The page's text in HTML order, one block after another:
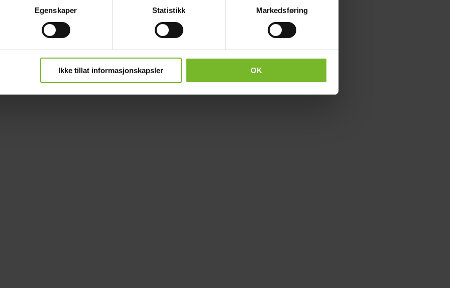
Egenskaper Statistikk Markedsføring
Ikke tillat informasjonskapsler OK
ritilät, lasikansi sekä 12 V sytytys sekä uunivalo.